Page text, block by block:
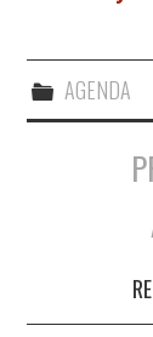
Camera
AGENDA